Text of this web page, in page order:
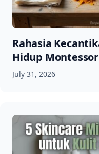
Rahasia
Hidup
July 31, 2026